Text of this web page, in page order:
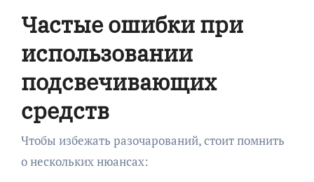
Частые ошибки при
использовании
подсвечивающих
средств
Чтобы избежать разочарований, стоит помнить
о нескольких нюансах: